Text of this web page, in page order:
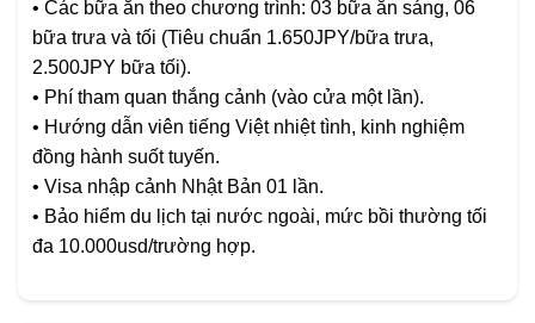
• Các bữa ăn theo chương trình: 03 bữa ăn sáng, 06
bữa trưa và tối (Tiêu chuẩn 1.650JPY/bữa trưa,
2.500JPY bữa tối).
• Phí tham quan thắng cảnh (vào cửa một lần).
• Hướng dẫn viên tiếng Việt nhiệt tình, kinh nghiệm
đồng hành suốt tuyến.
• Visa nhập cảnh Nhật Bản 01 lần.
• Bảo hiểm du lịch tại nước ngoài, mức bồi thường tối
đa 10.000usd/trường hợp.